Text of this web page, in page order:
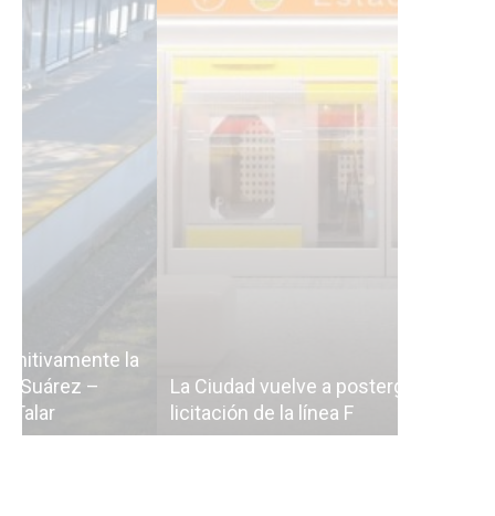
La Ciudad vuelve a postergar la
licitación de la línea F